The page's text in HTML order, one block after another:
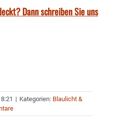
Dann schreiben Sie uns
| Kategorien: Blaulicht &